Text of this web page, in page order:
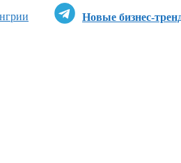
Новые бизнес-